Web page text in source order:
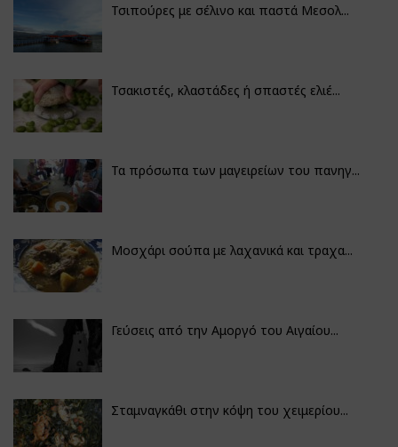
Τσιπούρες με σέλινο και παστά Μεσολ...
Τσακιστές, κλαστάδες ή σπαστές ελιέ...
Τα πρόσωπα των μαγειρείων του πανηγ...
Μοσχάρι σούπα με λαχανικά και τραχα...
Γεύσεις από την Αμοργό του Αιγαίου...
Σταμναγκάθι στην κόψη του χειμερίου...